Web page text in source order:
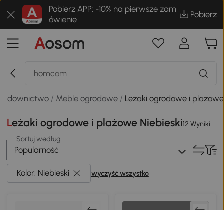
Pobierz APP: -10% na pierwsze zam
ówienie
Pobierz
/ Meble ogrodowe / Leżaki ogrodowe i plażowe
Leżaki ogrodowe i plażowe Niebieski12 Wyniki
Sortuj według
Popularność
Kolor: Niebieski wyczyść wszystko